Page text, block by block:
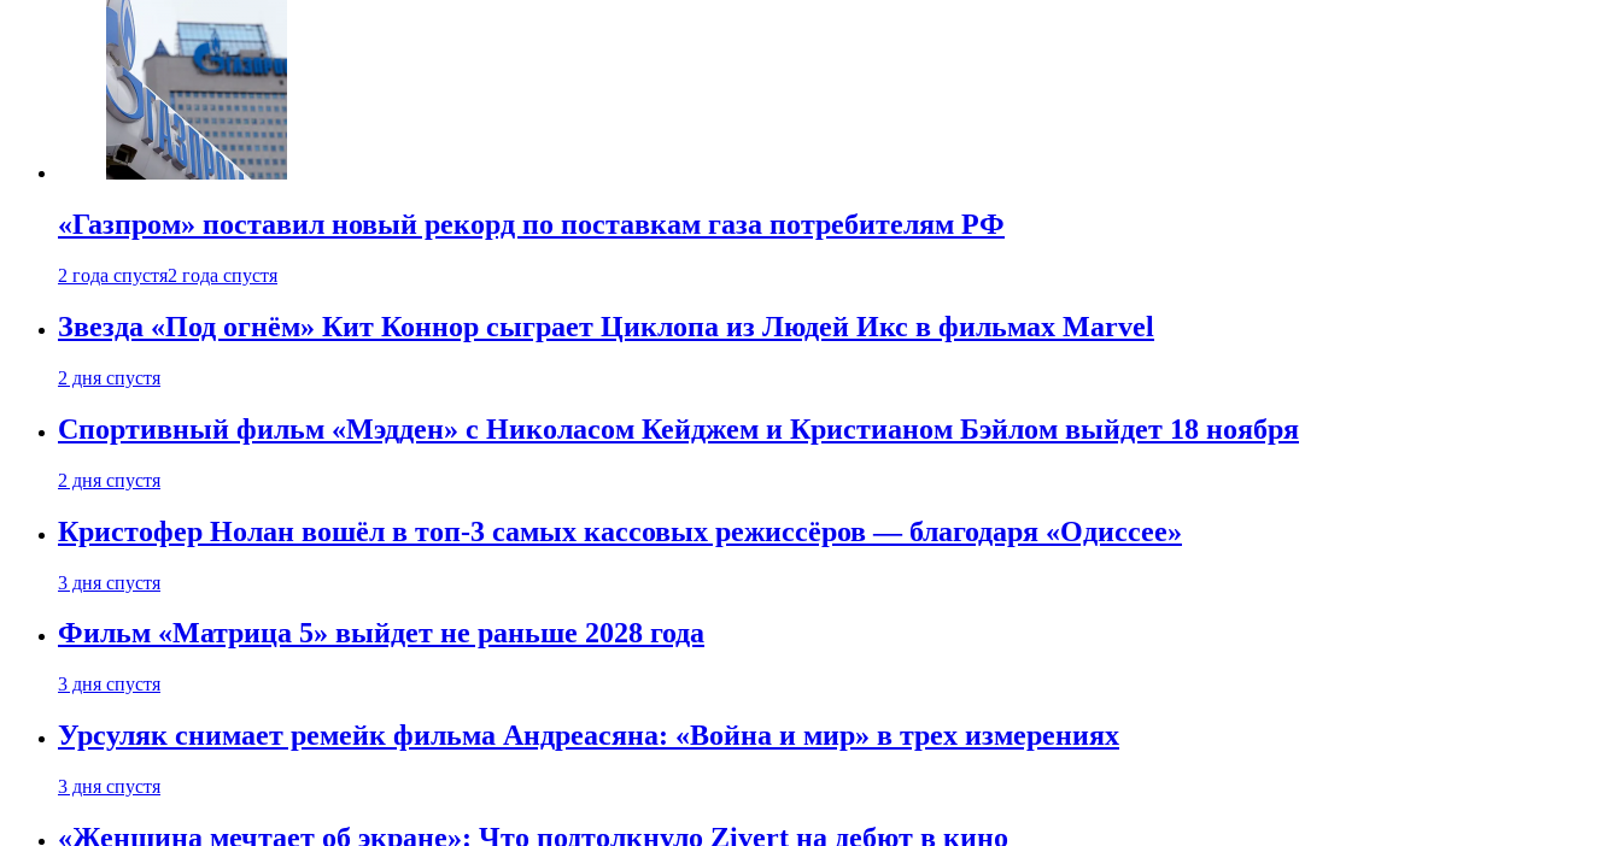
«Газпром» поставил новый рекорд по поставкам газа потребителям РФ
2 года спустя2 года спустя
Звезда «Под огнём» Кит Коннор сыграет Циклопа из Людей Икс в фильмах Marvel
2 дня спустя
Спортивный фильм «Мэдден» с Николасом Кейджем и Кристианом Бэйлом выйдет 18 ноября
2 дня спустя
Кристофер Нолан вошёл в топ-3 самых кассовых режиссёров — благодаря «Одиссее»
3 дня спустя
Фильм «Матрица 5» выйдет не раньше 2028 года
3 дня спустя
Урсуляк снимает ремейк фильма Андреасяна: «Война и мир» в трех измерениях
3 дня спустя
«Женщина мечтает об экране»: Что подтолкнуло Zivert на дебют в кино